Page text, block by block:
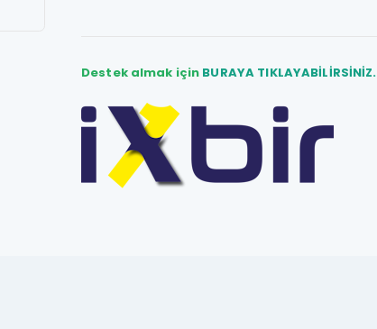
Destek almak için BURAYA TIKLAYABİLİRSİNİZ.